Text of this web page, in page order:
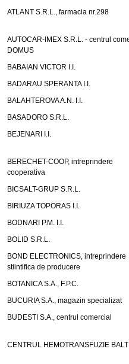
ATLANT S.R.L., farmacia nr.298
AUTOCAR-IMEX S.R.L. - centrul
DOMUS
BABAIAN VICTOR I.I.
BADARAU SPERANTA I.I.
BALAHTEROVA A.N. I.I.
BASADORO S.R.L.
BEJENARI I.I.
BERECHET-COOP, intreprindere
cooperativa
BICSALT-GRUP S.R.L.
BIRIUZA TOPORAS I.I.
BODNARI P.M. I.I.
BOLID S.R.L.
BOND ELECTRONICS, intreprindere
stiintifica de producere
BOTANICA S.A., F.P.C.
BUCURIA S.A., magazin specializat
BUDESTI S.A., centrul comercial
CENTRUL HEMOTRANSFUZIE